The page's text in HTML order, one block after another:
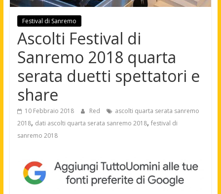
Festival di Sanremo
Ascolti Festival di
Sanremo 2018 quarta
serata duetti spettatori e
share
10 Febbraio 2018 Red
ascolti quarta serata sanremo
2018, dati ascolti quarta serata sanremo 2018, festival di
sanremo 2018